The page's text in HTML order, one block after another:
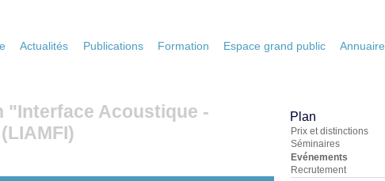
Actualités Publications Formation Espace grand public Annuaire
"Interface Acoustique -
Plan
Prix et distinctions
Séminaires
Evénements
Recrutement